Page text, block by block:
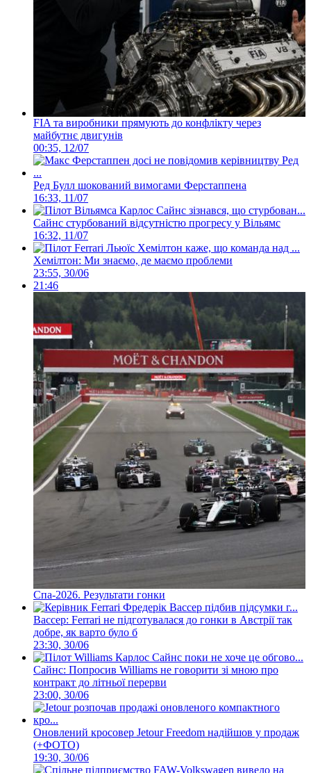
FIA та виробники прямують до конфлікту через
майбутнє двигунів
00:35, 12/07
Ред Булл шокований вимогами Ферстаппена
16:33, 11/07
Сайнс стурбований відсутністю прогресу у Вільямс
16:32, 11/07
Хемілтон: Ми знаємо, де маємо проблеми
23:55, 30/06
21:46
Спа-2026. Результати гонки
Вассер: Ferrari не підготувалася до гонки в Австрії так
добре, як варто було б
23:30, 30/06
Сайнс: Попросив Williams не говорити зі мною про
контракт до літньої перерви
23:00, 30/06
Оновлений кросовер Jetour Freedom надійшов у продаж
(+ФОТО)
19:30, 30/06